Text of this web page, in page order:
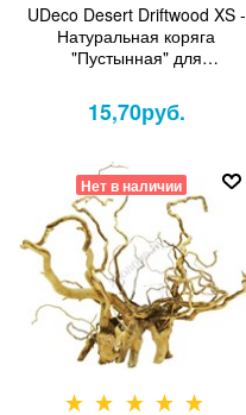
UDeco Desert Driftwood XS -
Натуральная коряга
"Пустынная" для
террариумов, 1 шт.
15,70руб.
Нет в наличии